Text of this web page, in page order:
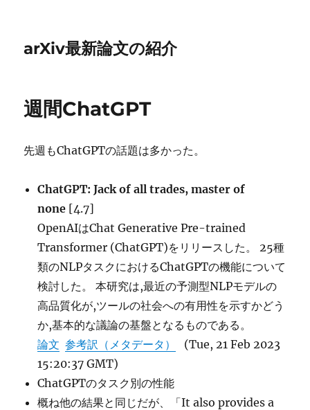
arXiv最新論文の紹介
週間ChatGPT
先週もChatGPTの話題は多かった。
ChatGPT: Jack of all trades, master of
none [4.7]
OpenAIはChat Generative Pre-trained
Transformer (ChatGPT)をリリースした。 25種
類のNLPタスクにおけるChatGPTの機能について
検討した。 本研究は,最近の予測型NLPモデルの
高品質化が,ツールの社会への有用性を示すかどう
か,基本的な議論の基盤となるものである。
論文 参考訳（メタデータ）
(Tue, 21 Feb 2023
15:20:37 GMT)
ChatGPTのタスク別の性能
概ね他の結果と同じだが、「It also provides a